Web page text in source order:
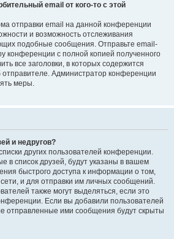
email от кого-то с этой
отправки email на данной конференции
и возможность отслеживания
подобные сообщения. Отправьте email-
конференции с полной копией полученного
все заголовки, в которых содержится
Администратор конференции
меры.
и недругов?
других пользователей конференции.
в список друзей, будут указаны в вашем
быстрого доступа к информации о том,
и для отправки им личных сообщений.
также могут выделяться, если это
Если вы добавили пользователей
отправленные ими сообщения будут скрыты